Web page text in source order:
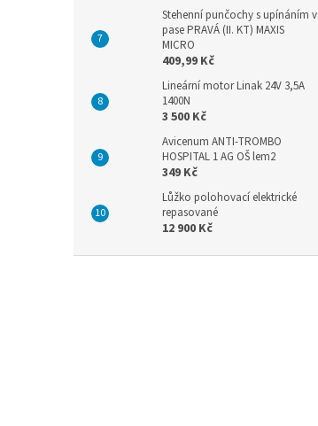
Stehenní punčochy s upínáním v
pase PRAVÁ (II. KT) MAXIS
MICRO
409,99 Kč
Lineární motor Linak 24V 3,5A
1400N
3 500 Kč
Avicenum ANTI-TROMBO
HOSPITAL 1 AG OŠ lem2
349 Kč
Lůžko polohovací elektrické
repasované
12 900 Kč